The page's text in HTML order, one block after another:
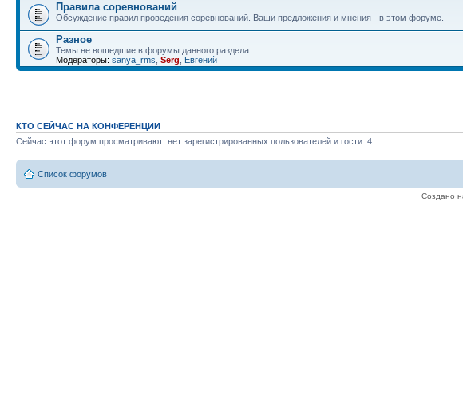
Правила соревнований
Обсуждение правил проведения соревнований. Ваши предложения и мнения - в этом форуме.
Разное
Темы не вошедшие в форумы данного раздела
Модераторы: sanya_rms Serg Евгений
КТО СЕЙЧАС НА КОНФЕРЕНЦИИ
Сейчас этот форум просматривают: нет зарегистрированных пользователей и гости: 4
Список форумов
Создано